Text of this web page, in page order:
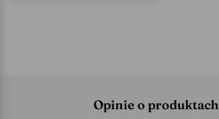
Opinie o produktach